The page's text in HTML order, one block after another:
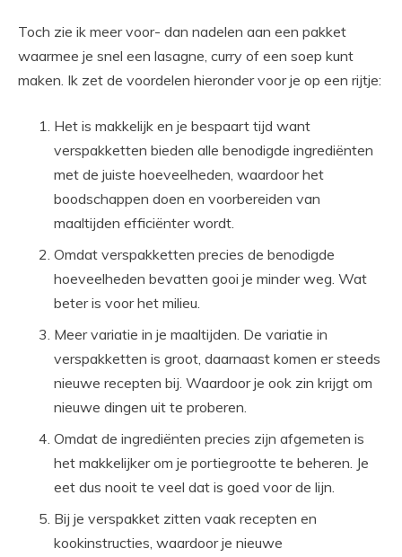
Toch zie ik meer voor- dan nadelen aan een pakket
waarmee je snel een lasagne, curry of een soep kunt
maken. Ik zet de voordelen hieronder voor je op een rijtje:
Het is makkelijk en je bespaart tijd want
verspakketten bieden alle benodigde ingrediënten
met de juiste hoeveelheden, waardoor het
boodschappen doen en voorbereiden van
maaltijden efficiënter wordt.
Omdat verspakketten precies de benodigde
hoeveelheden bevatten gooi je minder weg. Wat
beter is voor het milieu.
Meer variatie in je maaltijden. De variatie in
verspakketten is groot, daarnaast komen er steeds
nieuwe recepten bij. Waardoor je ook zin krijgt om
nieuwe dingen uit te proberen.
Omdat de ingrediënten precies zijn afgemeten is
het makkelijker om je portiegrootte te beheren. Je
eet dus nooit te veel dat is goed voor de lijn.
Bij je verspakket zitten vaak recepten en
kookinstructies, waardoor je nieuwe